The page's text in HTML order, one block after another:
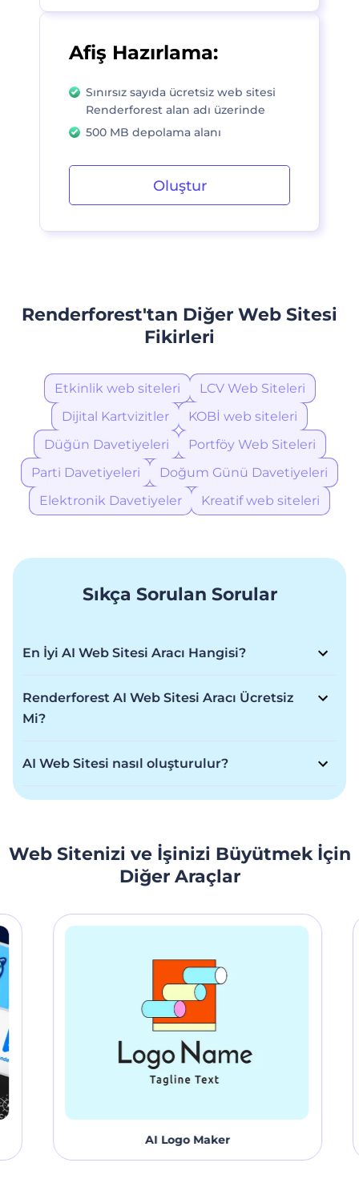
Afiş Hazırlama:
Sınırsız sayıda ücretsiz web sitesi
Renderforest alan adı üzerinde
500 MB depolama alanı
Oluştur
Renderforest'tan Diğer Web Sitesi
Fikirleri
Etkinlik web siteleri
LCV Web Siteleri
Dijital Kartvizitler
KOBİ web siteleri
Düğün Davetiyeleri
Portföy Web Siteleri
Parti Davetiyeleri
Doğum Günü Davetiyeleri
Elektronik Davetiyeler
Kreatif web siteleri
Sıkça Sorulan Sorular
En İyi AI Web Sitesi Aracı Hangisi?
aracı, vizyonunuzu hayata geçirmek için gereken
esnekliği şimşek gibi hızlı bir süreçte sunuyor; etkileyici
ve A kalite bir web sitesi hazırlıyor.
Renderforest AI Web Sitesi Aracı Ücretsiz
Mi?
sunuyor. Herhangi bir ücret ödemeden web sitesi
hazırlamanız mümkün ama daha gelişmiş özellikler için
AI Web Sitesi nasıl oluşturulur?
hiç bu kadar kolay olmamıştı! İşletmenin türünü, adını
sitesi hazırlasın. Bugünden tezi yok kolları sıvayın, göz
açıp kapayıncaya kadar siz de internette olun!
Web Sitenizi ve İşinizi Büyütmek İçin
Diğer Araçlar
AI Logo Maker